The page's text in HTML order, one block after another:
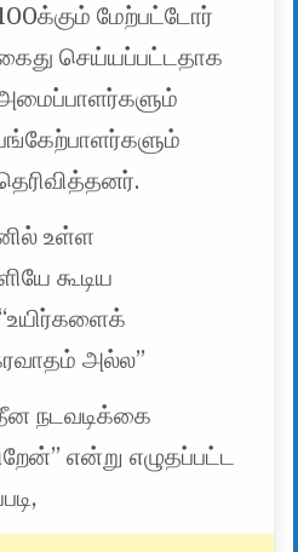
மேற்பட்டோர்
செய்யப்பட்டதாக
உள்ள
கூடிய
அல்ல”
நடவடிக்கை
என்று எழுதப்பட்ட